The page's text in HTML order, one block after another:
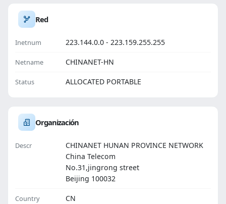
Red
Inetnum 223.144.0.0 - 223.159.255.255
Netname CHINANET-HN
Status ALLOCATED PORTABLE
Organización
Descr
CHINANET HUNAN PROVINCE NETWORK
China Telecom
No.31,jingrong street
Beijing 100032
Country
CN